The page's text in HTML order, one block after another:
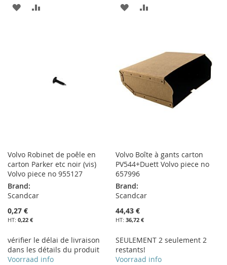
AJOUTER
AJOUTER
LISTE
D’ENVIE
Volvo Robinet de poêle en
carton Parker etc noir (vis)
Volvo piece no 955127
Brand:
Scandcar
0,27 €
0,22 €
vérifier le délai de livraison
dans les détails du produit
Voorraad info
Volvo Boîte à gants carton
PV544+Duett Volvo piece no
657996
Brand:
Scandcar
44,43 €
36,72 €
SEULEMENT 2 seulement 2
restants!
Voorraad info